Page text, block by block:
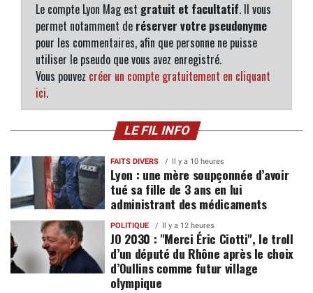
Le compte Lyon Mag est gratuit et facultatif. Il vous
permet notamment de réserver votre pseudonyme
pour les commentaires, afin que personne ne puisse
utiliser le pseudo que vous avez enregistré.
Vous pouvez créer un compte gratuitement en cliquant
ici.
LE FIL INFO
FAITS DIVERS Il y a 10 heures
Lyon : une mère soupçonnée d’avoir
tué sa fille de 3 ans en lui
administrant des médicaments
POLITIQUE Il y a 12 heures
JO 2030 : "Merci Éric Ciotti", le troll
d’un député du Rhône après le choix
d’Oullins comme futur village
olympique